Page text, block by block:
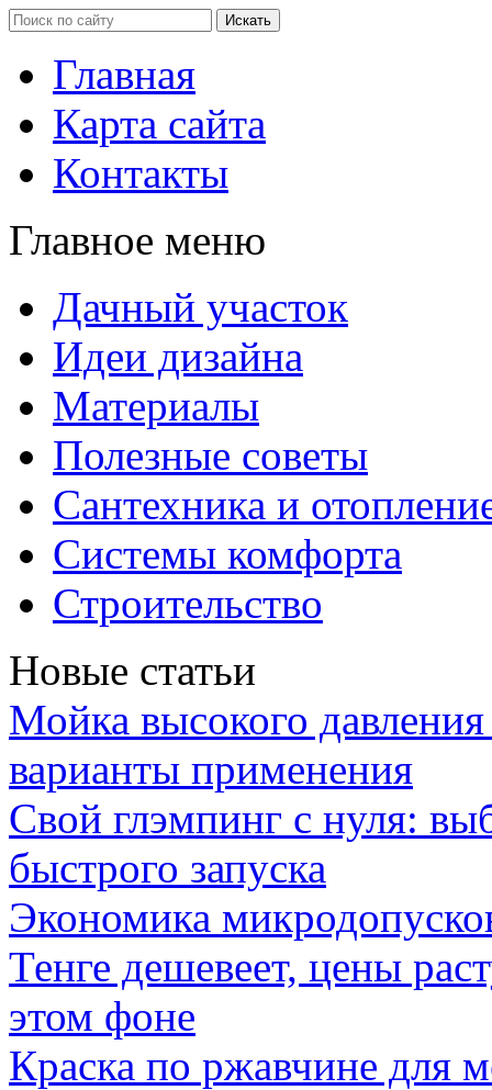
Главная
Карта сайта
Контакты
Главное меню
Дачный участок
Идеи дизайна
Материалы
Полезные советы
Сантехника и
Системы комфорта
Строительство
Новые статьи
Мойка высокого
варианты применения
Свой глэмпинг с нуля:
быстрого запуска
Экономика
Тенге дешевеет, цены
этом фоне
Краска по ржавчине для